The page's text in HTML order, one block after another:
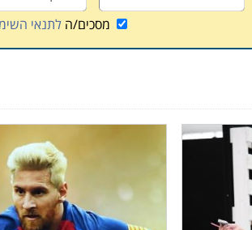
תסרוקות עכשוויות ומתקדמות,
בשוק. ניתן ללמוד בנוסף כיצד
בקורס כזה צריך לחשוב מראש מהם
שמתאים לו. כדאי לוודא מראש מה
מרצים מלווים את הקורס וכמה
מסכים/הלתנאי